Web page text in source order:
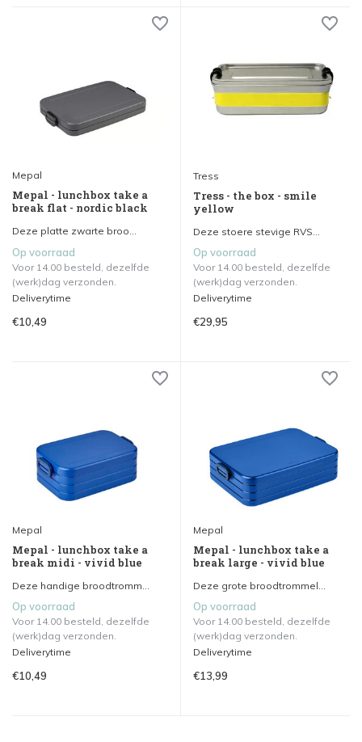
Mepal
Mepal - lunchbox take a
break flat - nordic black
Deze platte zwarte broo...
Op voorraad
Voor 14.00 besteld, dezelfde
(werk)dag verzonden.
Deliverytime
€10,49
Tress
Tress - the box - smile
yellow
Deze stoere stevige RVS...
Op voorraad
Voor 14.00 besteld, dezelfde
(werk)dag verzonden.
Deliverytime
€29,95
Mepal
Mepal - lunchbox take a
break midi - vivid blue
Deze handige broodtromm...
Op voorraad
Voor 14.00 besteld, dezelfde
(werk)dag verzonden.
Deliverytime
€10,49
Mepal
Mepal - lunchbox take a
break large - vivid blue
Deze grote broodtrommel...
Op voorraad
Voor 14.00 besteld, dezelfde
(werk)dag verzonden.
Deliverytime
€13,99